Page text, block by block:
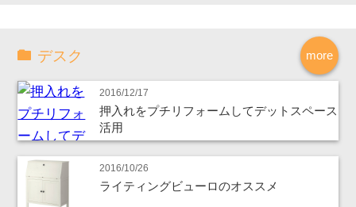
more
デスク
2016/12/17
押入れをプチリフォームしてデットスペース
活用
2016/10/26
ライティングビューロのオススメ